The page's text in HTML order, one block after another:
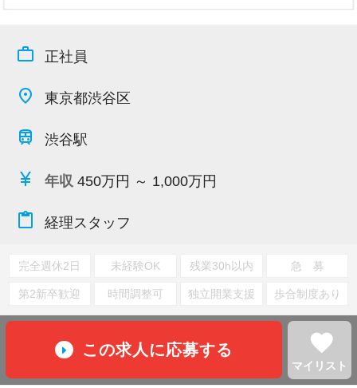
work_outline 正社員
place 東京都渋谷区
train 渋谷駅
currency_yen 年収 450万円 ～ 1,000万円
content_paste 経理スタッフ
完全週休2日 未経験OK 残業30h以内 急 募
第2新卒歓迎 時間調整可 独立開業支援 歩合制度あり
この求人に応募する favorite
マイリスト